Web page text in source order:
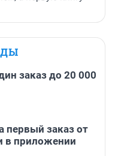
заказ до 20 000
первый заказ от
в приложении